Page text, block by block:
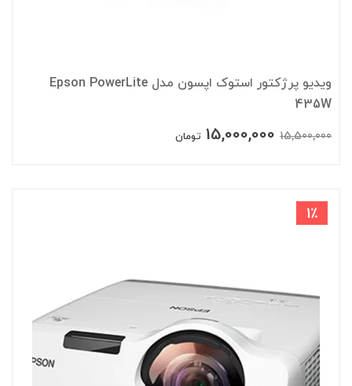
ویدیو پرژکتور استوک اپسون مدل Epson PowerLite
435W
15,500,000
15,000,000 تومان
1٪